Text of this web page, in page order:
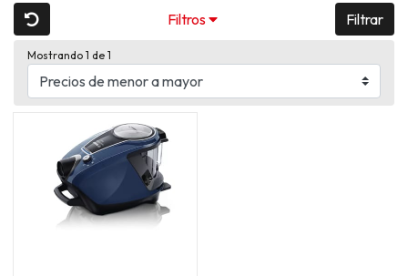
Filtros Filtrar
Mostrando 1 de 1